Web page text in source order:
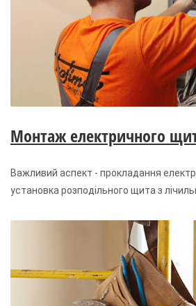
Монтаж електричного
Важливий аспект - прокладання
установка розподільного щита з